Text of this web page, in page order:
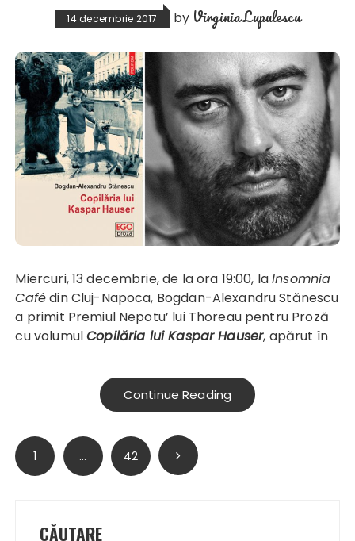
14 decembrie 2017 by Virginia Lupulescu
Miercuri, 13 decembrie, de la ora 19:00, laInsomnia
Cafédin Cluj-Napoca, Bogdan-Alexandru Stănescu
a primit Premiul Nepotu’ lui Thoreau pentru Proză
cu volumulCopilăria lui Kaspar Hauser, apărut în
Continue Reading
Paginație
articole
1 … 42
CĂUTARE